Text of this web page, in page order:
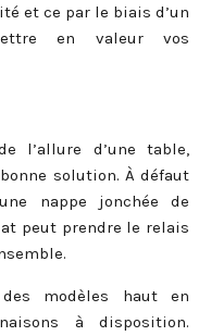
et ce par le biais d’un
en valeur vos
l’allure d’une table,
solution. À défaut
nappe jonchée de
peut prendre le relais
modèles haut en
à disposition.